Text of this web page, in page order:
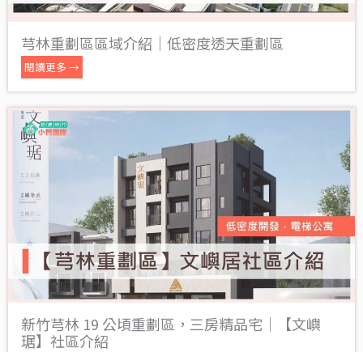
芎林重劃區區域介紹｜低密度透天重劃區
閱讀更多 →
新竹芎林 19 公頃重劃區，三房精品宅｜【文嶼
琚】社區介紹